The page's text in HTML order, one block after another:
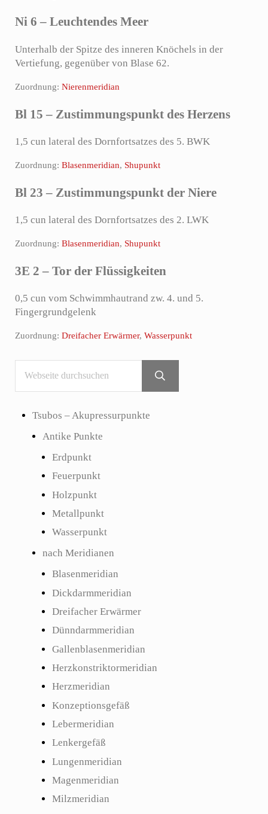
Ni 6 – Leuchtendes Meer
Unterhalb der Spitze des inneren Knöchels in der
Vertiefung, gegenüber von Blase 62.
Zuordnung: Nierenmeridian
Bl 15 – Zustimmungspunkt des Herzens
1,5 cun lateral des Dornfortsatzes des 5. BWK
Zuordnung: Blasenmeridian, Shupunkt
Bl 23 – Zustimmungspunkt der Niere
1,5 cun lateral des Dornfortsatzes des 2. LWK
Zuordnung: Blasenmeridian, Shupunkt
3E 2 – Tor der Flüssigkeiten
0,5 cun vom Schwimmhautrand zw. 4. und 5.
Fingergrundgelenk
Zuordnung: Dreifacher Erwärmer, Wasserpunkt
Submit search
Tsubos – Akupressurpunkte
Antike Punkte
Erdpunkt
Feuerpunkt
Holzpunkt
Metallpunkt
Wasserpunkt
nach Meridianen
Blasenmeridian
Dickdarmmeridian
Dreifacher Erwärmer
Dünndarmmeridian
Gallenblasenmeridian
Herzkonstriktormeridian
Herzmeridian
Konzeptionsgefäß
Lebermeridian
Lenkergefäß
Lungenmeridian
Magenmeridian
Milzmeridian